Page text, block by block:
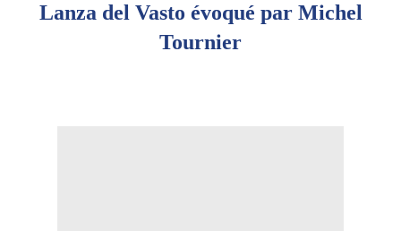
Lanza del Vasto évoqué par Michel
Tournier